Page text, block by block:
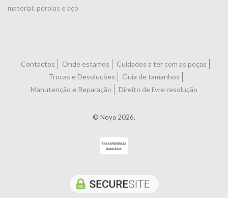
material: pérolas e aço
Contactos Onde estamos
Cuidados a ter com as peças
Trocas e Devoluções
Guia de tamanhos
Manutenção e Reparação
Direito de livre resolução
© Noya 2026.